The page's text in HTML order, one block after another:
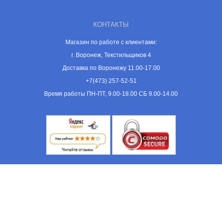
КОНТАКТЫ
Магазин по работе с клиентами:
г. Воронеж, Текстильщиков 4
Доставка по Воронежу 11.00-17.00
+7(473) 257-52-51
Время работы ПН-ПТ, 9.00-18.00 СБ 9.00-14.00